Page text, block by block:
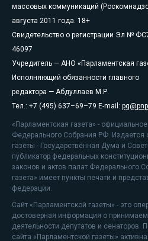
массовых коммуникаций
августа 2011 года. 18+
Свидетельство о регистрации Эл №
46097
Учредитель — АНО «Парламентская
Исполняющий обязанности главного
редактора — Абдуллаев М.Р.
Тел.: +7 (495) 637–69–79 E-mail:
«Парламентская газета» -
Федерального Собрания РФ. Издается
газеты - Государственная Дума и
публикатор федеральных
законов и актов палат Федерального
газета» имеет пункты печати и
федерации.
Сайт «Парламентской газеты» - это
достоверная информация о
деятельности депутатов и сенаторов.
сайта «Парламентской газеты»